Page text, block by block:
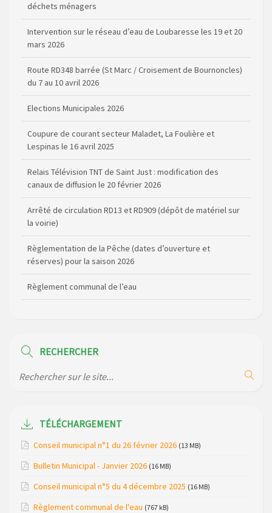
déchets ménagers
Intervention sur le réseau d’eau de Loubaresse les 19 et 20
mars 2026
Route RD348 barrée (St Marc / Croisement de Bournoncles)
du 7 au 10 avril 2026
Elections Municipales 2026
Coupure de courant secteur Maladet, La Foulière et
Lespinas le 16 avril 2025
Relais Télévision TNT de Saint Just : modification des
canaux de diffusion le 20 février 2026
Arrêté de circulation RD13 et RD909 (dépôt de matériel sur
la voirie)
Règlementation de la Pêche (dates d’ouverture et
réserves) pour la saison 2026
Règlement communal de l’eau
de la gendarmerie
Modification de gestion du camping de Saint Just, ses
bungalows bois, ses chalets et sa piscine
Loubaresse le vendredi 20 mars 2026
RECHERCHER
TÉLÉCHARGEMENT
Conseil municipal n°1 du 26 février 2026 (13 MB)
Bulletin Municipal - Janvier 2026 (16 MB)
Conseil municipal n°5 du 4 décembre 2025 (16 MB)
Règlement communal de l'eau (767 kB)